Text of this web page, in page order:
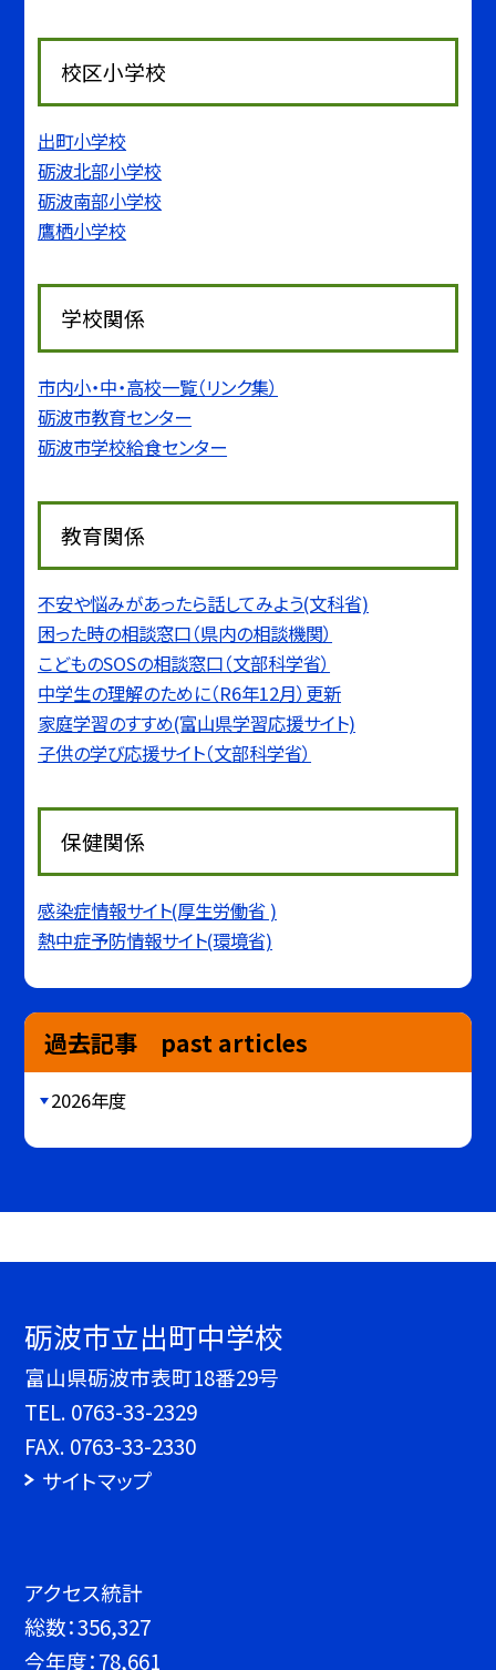
校区小学校
出町小学校
砺波北部小学校
砺波南部小学校
鷹栖小学校
学校関係
市内小・中・高校一覧（リンク集）
砺波市教育センター
砺波市学校給食センター
教育関係
不安や悩みがあったら話してみよう(文科省)
困った時の相談窓口（県内の相談機関）
こどものSOSの相談窓口（文部科学省）
中学生の理解のために（R6年12月）更新
家庭学習のすすめ(富山県学習応援サイト)
子供の学び応援サイト（文部科学省）
保健関係
感染症情報サイト(厚生労働省 )
熱中症予防情報サイト(環境省)
過去記事 past articles
2026年度
砺波市立出町中学校
富山県砺波市表町18番29号
TEL. 0763-33-2329
FAX. 0763-33-2330
サイトマップ
アクセス統計
総数：356,327
今年度：78,661